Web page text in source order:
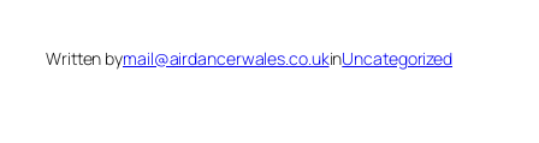
Written bymail@airdancerwales.co.ukinUncategorized